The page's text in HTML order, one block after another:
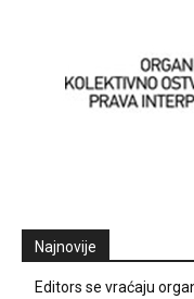
Najnovije
Editors se vraćaju